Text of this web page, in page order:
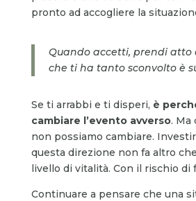
pronto ad accogliere la
Quando accetti, prendi atto
che ti ha tanto sconvolto è
Se ti arrabbi e ti disperi, è
cambiare l’evento avverso. Ma
non possiamo cambiare.
questa direzione non fa altro
livello di vitalità. Con il rischio di
Continuare a pensare che una